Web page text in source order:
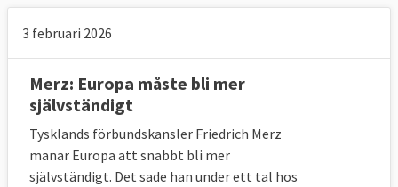
3 februari 2026
Merz: Europa måste bli mer
självständigt
Tysklands förbundskansler Friedrich Merz
manar Europa att snabbt bli mer
självständigt. Det sade han under ett tal hos